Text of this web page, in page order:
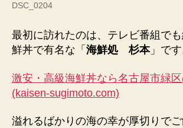
DSC_0204
最初に訪れたのは、テレビ番組で
鮮丼で有名な「 海鮮処 杉本」です
激安・高級海鮮丼なら名古屋市緑
(kaisen-sugimoto.com)
溢れるばかりの海の幸が厚切りで